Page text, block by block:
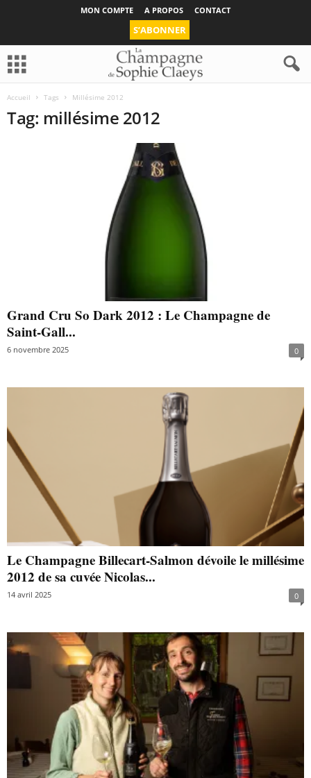
MON COMPTE A PROPOS CONTACT
S’ABONNER
Accueil Tags Millésime 2012
Tag: millésime 2012
Grand Cru So Dark 2012 : Le Champagne de
Saint-Gall...
6 novembre 2025 0
Le Champagne Billecart-Salmon dévoile le millésime
2012 de sa cuvée Nicolas...
14 avril 2025 0